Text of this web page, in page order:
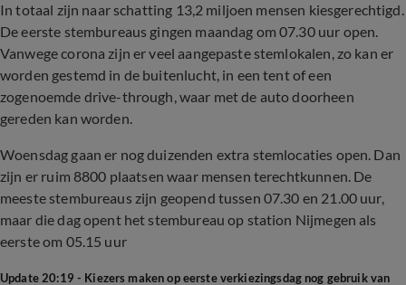
In totaal zijn naar schatting 13,2 miljoen mensen kiesgerechtigd.
De eerste stembureaus gingen maandag om 07.30 uur open.
Vanwege corona zijn er veel aangepaste stemlokalen, zo kan er
worden gestemd in de buitenlucht, in een tent of een
zogenoemde drive-through, waar met de auto doorheen
gereden kan worden.
Woensdag gaan er nog duizenden extra stemlocaties open. Dan
zijn er ruim 8800 plaatsen waar mensen terechtkunnen. De
meeste stembureaus zijn geopend tussen 07.30 en 21.00 uur,
maar die dag opent het stembureau op station Nijmegen als
eerste om 05.15 uur
Update 20:19 - Kiezers maken op eerste verkiezingsdag nog gebruik van